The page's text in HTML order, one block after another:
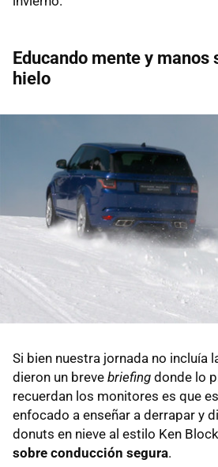
Educando mente y manos
hielo
Si bien nuestra jornada no incluía
dieron un breve briefing donde lo
recuerdan los monitores es que
enfocado a enseñar a derrapar y
donuts en nieve al estilo Ken
sobre conducción segura.